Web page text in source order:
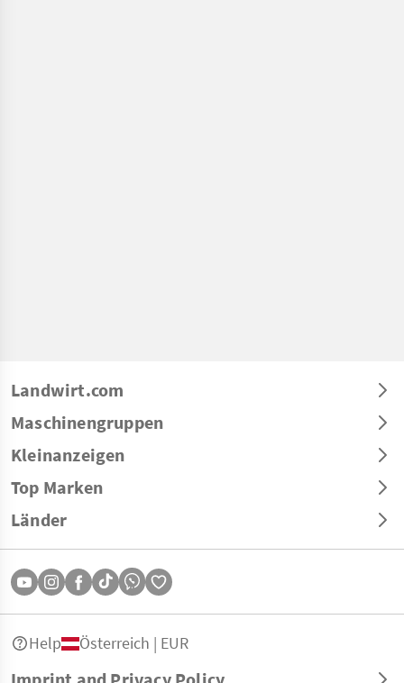
Landwirt.com
Maschinengruppen
Kleinanzeigen
Top Marken
Länder
Help Österreich | EUR